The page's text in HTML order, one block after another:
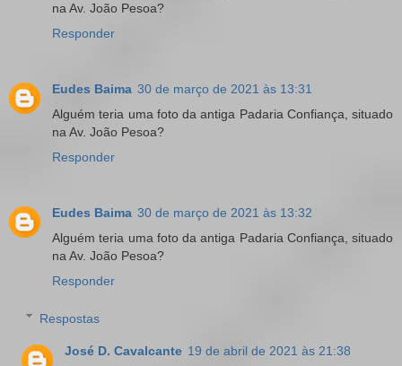
na Av. João Pesoa?
Responder
Eudes Baima 30 de março de 2021 às 13:31
Alguém teria uma foto da antiga Padaria Confiança, situado
na Av. João Pesoa?
Responder
Eudes Baima 30 de março de 2021 às 13:32
Alguém teria uma foto da antiga Padaria Confiança, situado
na Av. João Pesoa?
Responder
Respostas
José D. Cavalcante 19 de abril de 2021 às 21:38